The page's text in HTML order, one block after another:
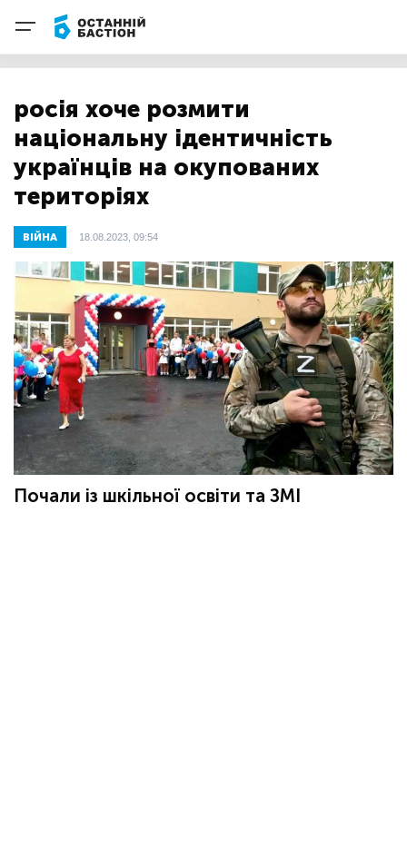
росія хоче розмити
національну ідентичність
українців на окупованих
територіях
ВІЙНА 18.08.2023, 09:54
Почали із шкільної освіти та ЗМІ